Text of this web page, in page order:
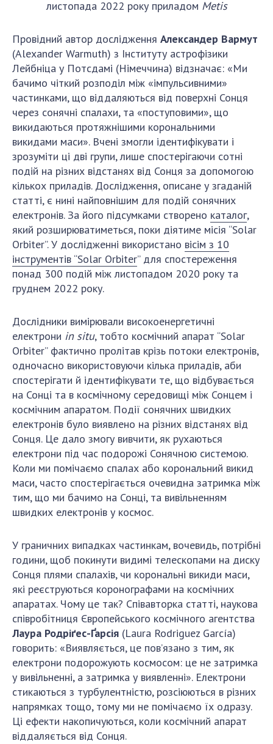
листопада 2022 року приладом Metis
Провідний автор дослідження Александер Вармут
(Alexander Warmuth) з Інституту астрофізики
Лейбніца у Потсдамі (Німеччина) відзначає: «Ми
бачимо чіткий розподіл між «імпульсивними»
частинками, що віддаляються від поверхні Сонця
через сонячні спалахи, та «поступовими», що
викидаються протяжнішими корональними
викидами маси». Вчені змогли ідентифікувати і
зрозуміти ці дві групи, лише спостерігаючи сотні
подій на різних відстанях від Сонця за допомогою
кількох приладів. Дослідження, описане у згаданій
статті, є нині найповнішим для подій сонячних
електронів. За його підсумками створено каталог,
який розширюватиметься, поки діятиме місія “Solar
Orbiter”. У дослідженні використано вісім з 10
інструментів “Solar Orbiter” для спостереження
понад 300 подій між листопадом 2020 року та
груднем 2022 року.
Дослідники вимірювали високоенергетичні
електрони in situ, тобто космічний апарат “Solar
Orbiter” фактично пролітав крізь потоки електронів,
одночасно використовуючи кілька приладів, аби
спостерігати й ідентифікувати те, що відбувається
на Сонці та в космічному середовищі між Сонцем і
космічним апаратом. Події сонячних швидких
електронів було виявлено на різних відстанях від
Сонця. Це дало змогу вивчити, як рухаються
електрони під час подорожі Сонячною системою.
Коли ми помічаємо спалах або корональний викид
маси, часто спостерігається очевидна затримка між
тим, що ми бачимо на Сонці, та вивільненням
швидких електронів у космос.
У граничних випадках частинкам, вочевидь, потрібні
години, щоб покинути видимі телескопами на диску
Сонця плями спалахів, чи корональні викиди маси,
які реєструються коронографами на космічних
апаратах. Чому це так? Співавторка статті, наукова
співробітниця Європейського космічного агентства
Лаура Родріґес-Ґарсія (Laura Rodriguez García)
говорить: «Виявляється, це пов’язано з тим, як
електрони подорожують космосом: це не затримка
у вивільненні, а затримка у виявленні». Електрони
стикаються з турбулентністю, розсіюються в різних
напрямках тощо, тому ми не помічаємо їх одразу.
Ці ефекти накопичуються, коли космічний апарат
віддаляється від Сонця.